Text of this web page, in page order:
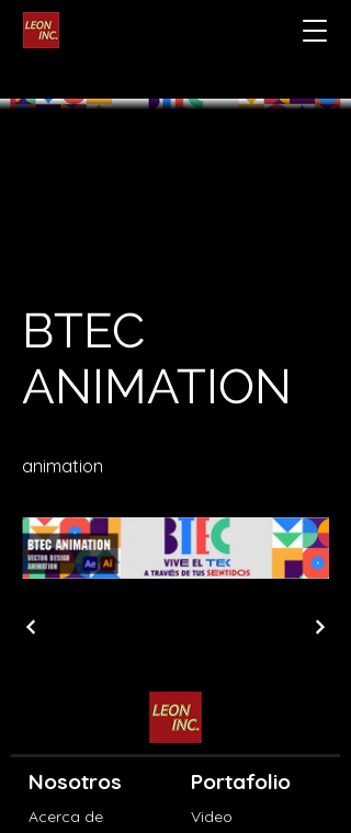
BTEC
ANIMATION
animation
Nosotros Portafolio
Acerca de
Video